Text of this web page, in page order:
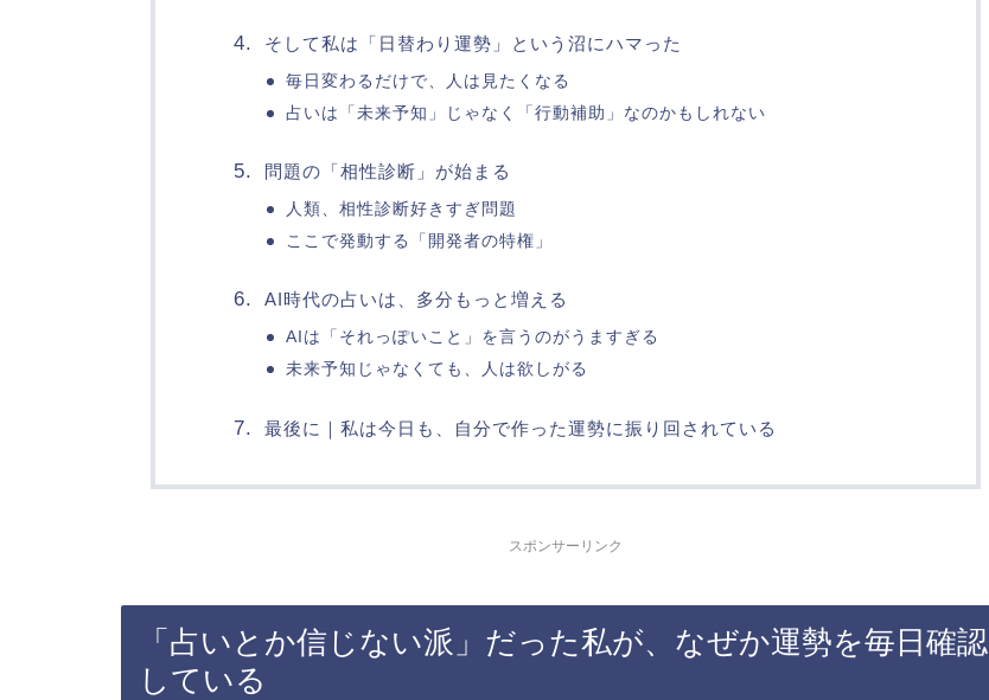
そして私は「日替わり運勢」という沼にハマった
毎日変わるだけで、人は見たくなる
占いは「未来予知」じゃなく「行動補助」なのかもしれない
問題の「相性診断」が始まる
人類、相性診断好きすぎ問題
ここで発動する「開発者の特権」
AI時代の占いは、多分もっと増える
AIは「それっぽいこと」を言うのがうますぎる
未来予知じゃなくても、人は欲しがる
最後に｜私は今日も、自分で作った運勢に振り回されている
スポンサーリンク
「占いとか信じない派」だった私が、なぜか運勢を毎日確認
している